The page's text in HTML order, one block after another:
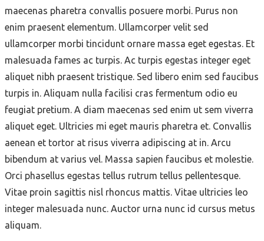
maecenas pharetra convallis posuere morbi. Purus non
enim praesent elementum. Ullamcorper velit sed
ullamcorper morbi tincidunt ornare massa eget egestas. Et
malesuada fames ac turpis. Ac turpis egestas integer eget
aliquet nibh praesent tristique. Sed libero enim sed faucibus
turpis in. Aliquam nulla facilisi cras fermentum odio eu
feugiat pretium. A diam maecenas sed enim ut sem viverra
aliquet eget. Ultricies mi eget mauris pharetra et. Convallis
aenean et tortor at risus viverra adipiscing at in. Arcu
bibendum at varius vel. Massa sapien faucibus et molestie.
Orci phasellus egestas tellus rutrum tellus pellentesque.
Vitae proin sagittis nisl rhoncus mattis. Vitae ultricies leo
integer malesuada nunc. Auctor urna nunc id cursus metus
aliquam.